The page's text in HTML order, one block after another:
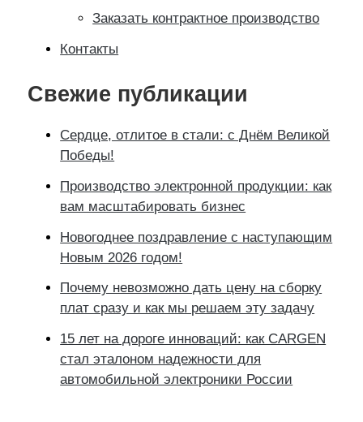
Заказать контрактное производство
Контакты
Свежие публикации
Сердце, отлитое в стали: с Днём Великой
Победы!
Производство электронной продукции: как
вам масштабировать бизнес
Новогоднее поздравление с наступающим
Новым 2026 годом!
Почему невозможно дать цену на сборку
плат сразу и как мы решаем эту задачу
15 лет на дороге инноваций: как CARGEN
стал эталоном надежности для
автомобильной электроники России